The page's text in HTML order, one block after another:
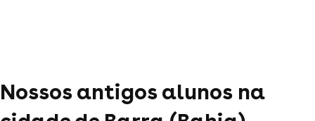
Nossos antigos alunos na